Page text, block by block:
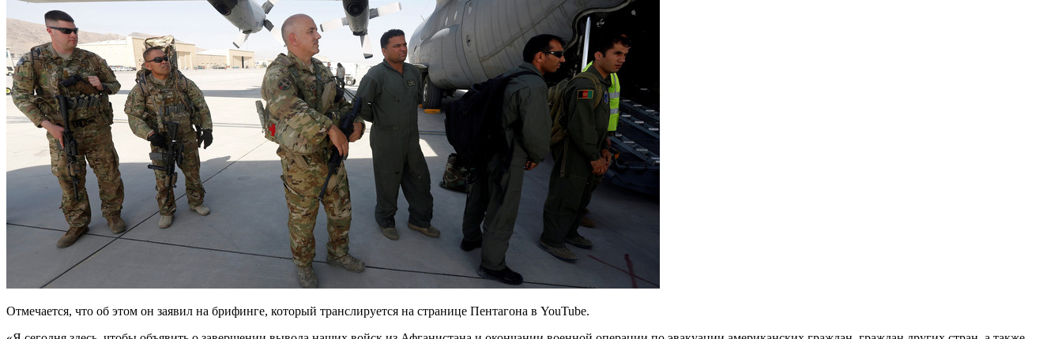
Отмечается, что об этом он заявил на брифинге, который транслируется на странице Пентагона в YouTube.